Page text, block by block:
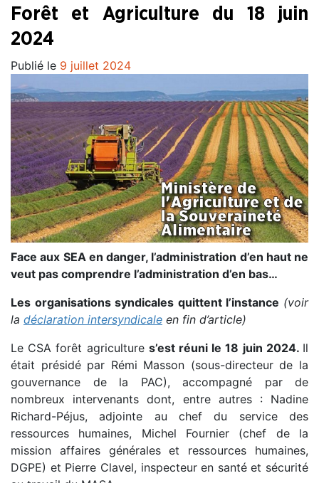
Forêt et Agriculture du 18 juin
2024
Publié le 9 juillet 2024
Face aux SEA en danger, l’administration d’en haut ne
veut pas comprendre l’administration d’en bas…
Les organisations syndicales quittent l’instance (voir
la déclaration intersyndicale en fin d’article)
Le CSA forêt agriculture s’est réuni le 18 juin 2024. Il
était présidé par Rémi Masson (sous-directeur de la
gouvernance de la PAC), accompagné par de
nombreux intervenants dont, entre autres : Nadine
Richard-Péjus, adjointe au chef du service des
ressources humaines, Michel Fournier (chef de la
mission affaires générales et ressources humaines,
DGPE) et Pierre Clavel, inspecteur en santé et sécurité